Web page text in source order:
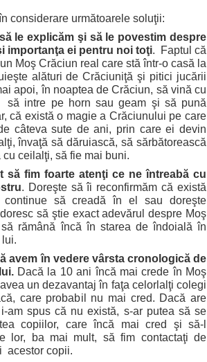
considerare următoarele soluţii:
le explicăm şi să le povestim despre
importanţa ei pentru noi toţi. Faptul că
Moş Crăciun real care stă într-o casă la
alături de Crăciuniţă şi pitici jucării
apoi, în noaptea de Crăciun, să vină cu
să intre pe horn sau geam şi să pună
că există o magie a Crăciunului pe care
câteva sute de ani, prin care ei devin
învaţă să dăruiască, să sărbătorească
ceilalţi, să fie mai buni.
să fim foarte atenţi ce ne întreabă cu
. Doreşte să îi reconfirmăm că există
să creadă în el sau doreşte
să ştie exact adevărul despre Moş
rămână încă în starea de îndoială în
lui.
avem în vedere vârsta cronologică de
Dacă la 10 ani încă mai crede în Moş
un dezavantaj în faţa celorlalţi colegi
care probabil nu mai cred. Dacă are
am spus că nu există, s-ar putea să se
copiilor, care încă mai cred şi să-l
lor, ba mai mult, să fim contactaţi de
acestor copii.